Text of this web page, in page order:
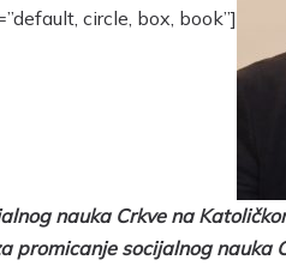
circle, box, book”]
nauka Crkve na
promicanje socijalnog nauka